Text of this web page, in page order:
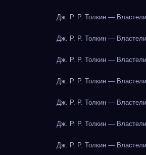
Дж. Р. Р. Толкин —
Дж. Р. Р. Толкин —
Дж. Р. Р. Толкин —
Дж. Р. Р. Толкин —
Дж. Р. Р. Толкин —
Дж. Р. Р. Толкин —
Дж. Р. Р. Толкин —